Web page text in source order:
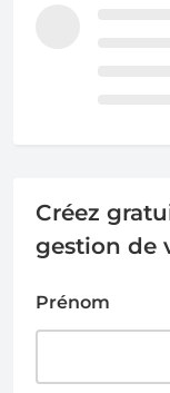
Créez
gestion de
Prénom